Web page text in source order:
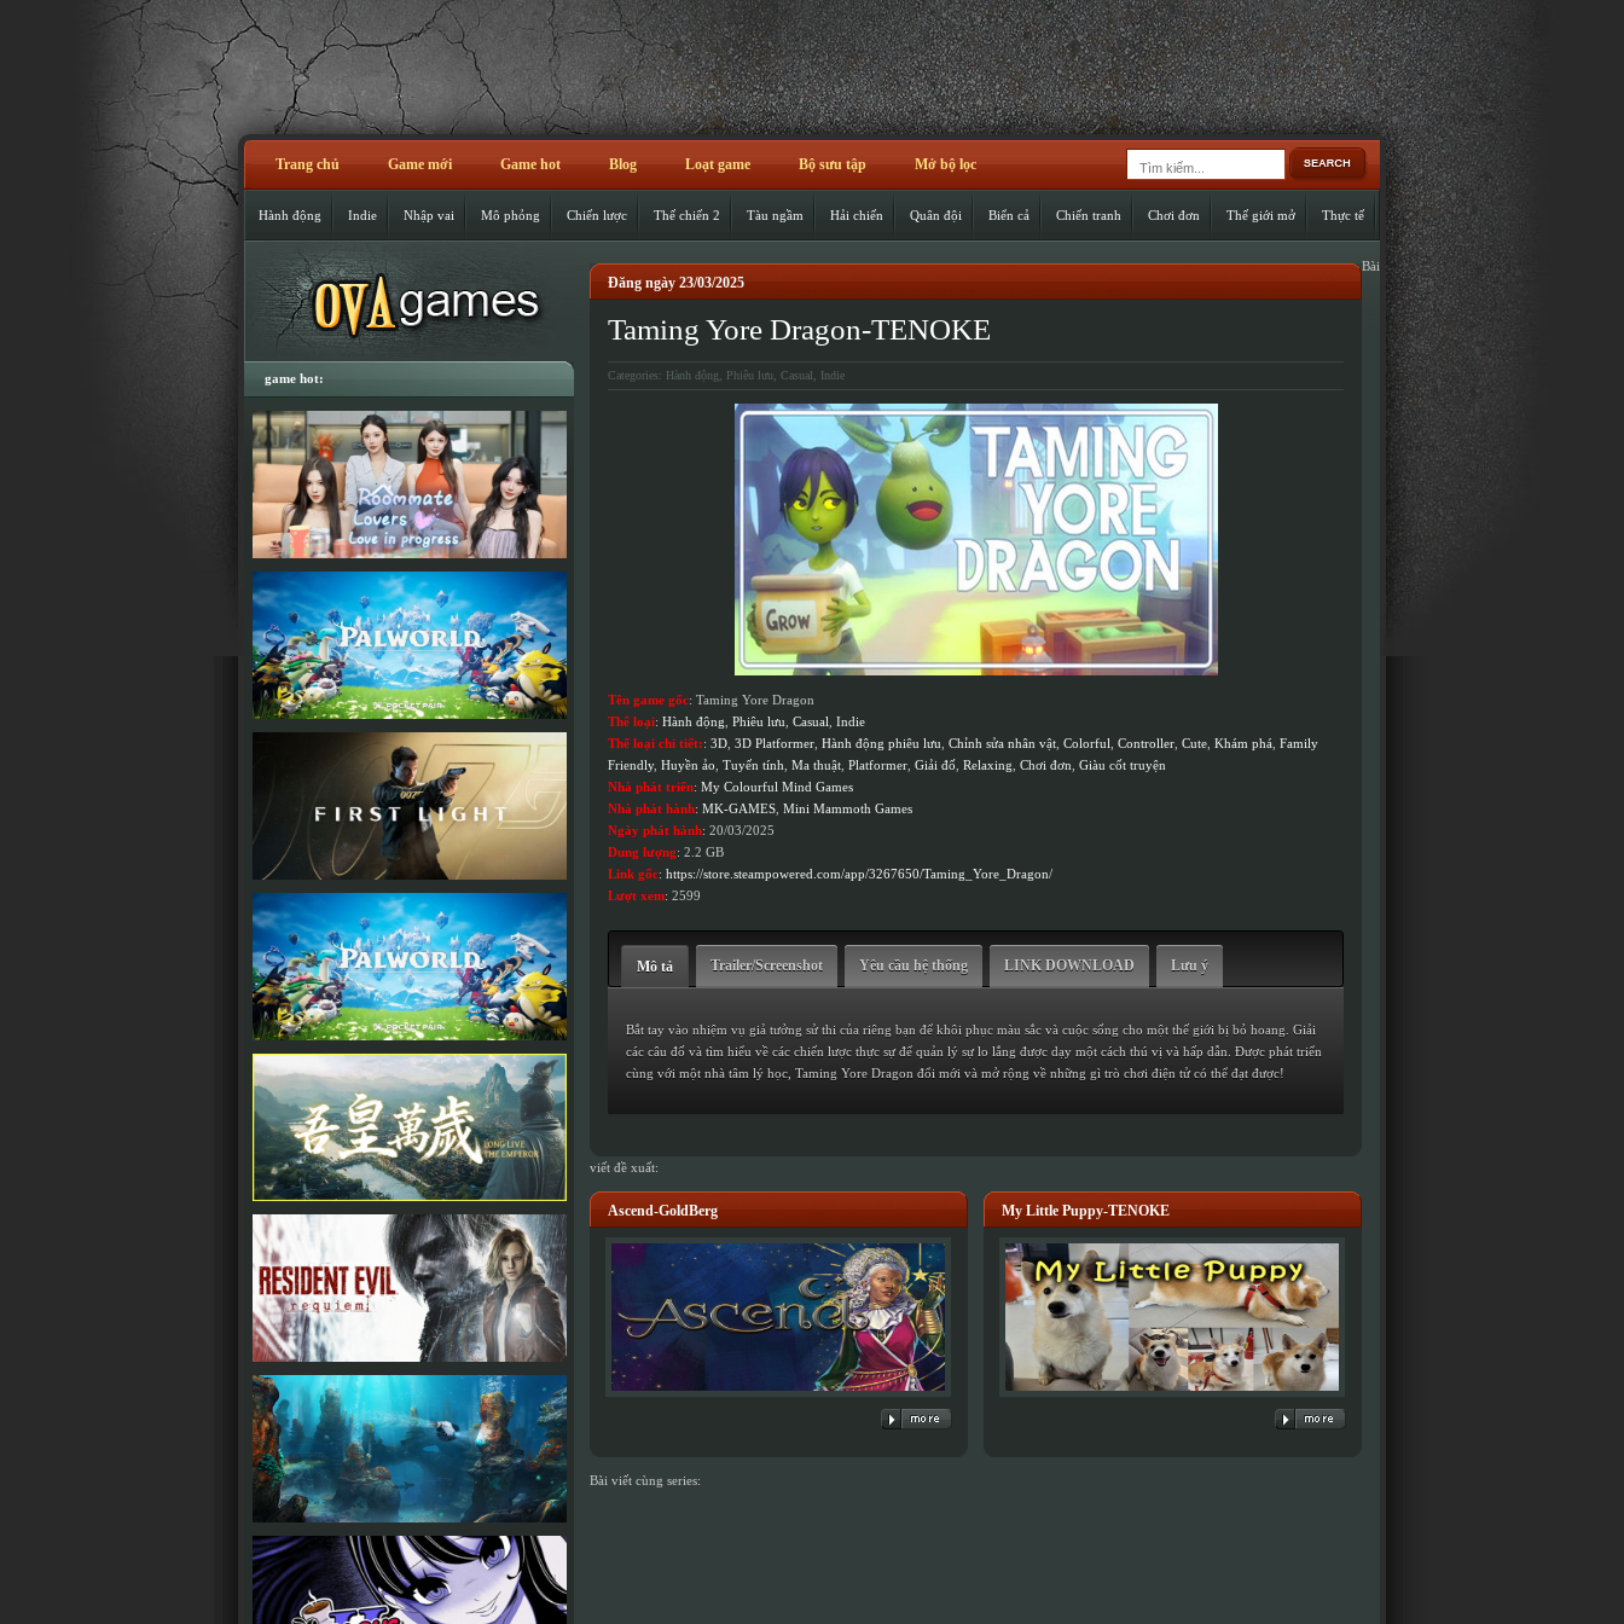
Trang chủ Game mới Game hot Blog Loạt game Bộ sưu tập Mở bộ lọc
Hành động Indie Nhập vai Mô phỏng Chiến lược Thế chiến 2 Tàu ngầm Hải chiến Quân đội Biển cả Chiến tranh Chơi đơn Thế giới mở Thực tế
Đăng ngày 23/03/2025
Taming Yore Dragon-TENOKE
Categories: Hành động Phiêu lưu Casual Indie
Tên game gốc: Taming Yore Dragon
Thể loại: Hành động Phiêu lưu Casual Indie
Thể loại chi tiết:: 3D 3D Platformer Hành động phiêu lưu Chỉnh sửa nhân vật Colorful Controller Cute Khám phá Family
Friendly, Huyền ảo Tuyến tính Ma thuật Platformer Giải đố Relaxing Chơi đơn Giàu cốt truyện
Nhà phát triển: My Colourful Mind Games
Nhà phát hành: MK-GAMES Mini Mammoth Games
Ngày phát hành: 20/03/2025
Dung lượng: 2.2 GB
Link gốc: https://store.steampowered.com/app/3267650/Taming_Yore_Dragon/
Lượt xem: 2599
Mô tả Trailer/Screenshot Yêu cầu hệ thống LINK DOWNLOAD Lưu ý
Bắt tay vào nhiệm vụ giả tưởng sử thi của riêng bạn để khôi phục màu sắc và cuộc sống cho một thế giới bị bỏ hoang. Giải
các câu đố và tìm hiểu về các chiến lược thực sự để quản lý sự lo lắng được dạy một cách thú vị và hấp dẫn. Được phát triển
cùng với một nhà tâm lý học, Taming Yore Dragon đổi mới và mở rộng về những gì trò chơi điện tử có thể đạt được!
Bài
viết đề xuất:
Ascend-GoldBerg My Little Puppy-TENOKE
Bài viết cùng series:
game hot: